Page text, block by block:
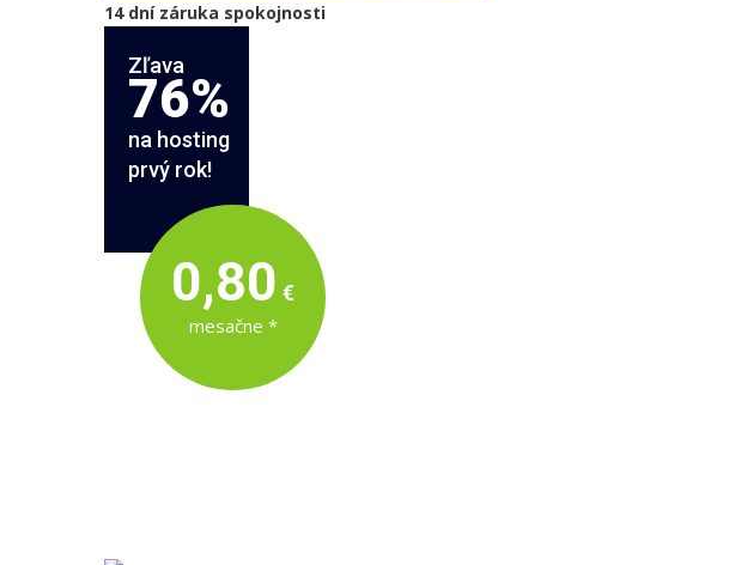
14 dní záruka spokojnosti
Zľava
76%
na hosting
prvý rok!
0,80 €
mesačne *